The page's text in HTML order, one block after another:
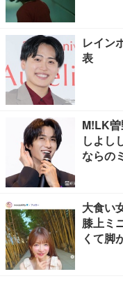
レイン
表
M!LK
しよし
ならの
大食い
膝上ミ
くて脚